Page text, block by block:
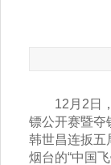
12月2日，
镖公开赛暨夺
韩世昌连扳五
烟台的“中国